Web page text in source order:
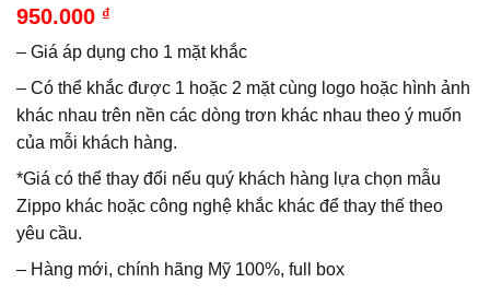
950.000 ₫
– Giá áp dụng cho 1 mặt khắc
– Có thể khắc được 1 hoặc 2 mặt cùng logo hoặc hình ảnh
khác nhau trên nền các dòng trơn khác nhau theo ý muốn
của mỗi khách hàng.
*Giá có thể thay đổi nếu quý khách hàng lựa chọn mẫu
Zippo khác hoặc công nghệ khắc khác để thay thế theo
yêu cầu.
– Hàng mới, chính hãng Mỹ 100%, full box